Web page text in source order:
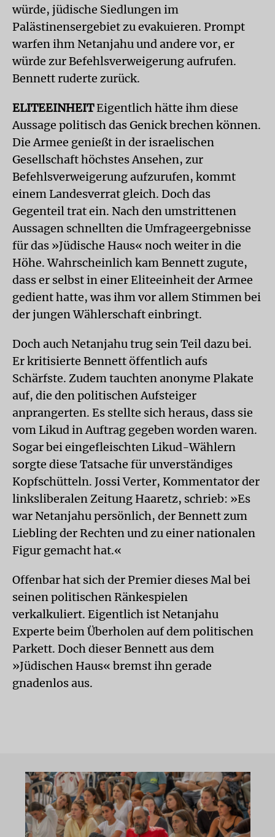
würde, jüdische Siedlungen im
Palästinensergebiet zu evakuieren. Prompt
warfen ihm Netanjahu und andere vor, er
würde zur Befehlsverweigerung aufrufen.
Bennett ruderte zurück.
ELITEEINHEITEigentlich hätte ihm diese
Aussage politisch das Genick brechen können.
Die Armee genießt in der israelischen
Gesellschaft höchstes Ansehen, zur
Befehlsverweigerung aufzurufen, kommt
einem Landesverrat gleich. Doch das
Gegenteil trat ein. Nach den umstrittenen
Aussagen schnellten die Umfrageergebnisse
für das »Jüdische Haus« noch weiter in die
Höhe. Wahrscheinlich kam Bennett zugute,
dass er selbst in einer Eliteeinheit der Armee
gedient hatte, was ihm vor allem Stimmen bei
der jungen Wählerschaft einbringt.
Doch auch Netanjahu trug sein Teil dazu bei.
Er kritisierte Bennett öffentlich aufs
Schärfste. Zudem tauchten anonyme Plakate
auf, die den politischen Aufsteiger
anprangerten. Es stellte sich heraus, dass sie
vom Likud in Auftrag gegeben worden waren.
Sogar bei eingefleischten Likud-Wählern
sorgte diese Tatsache für unverständiges
Kopfschütteln. Jossi Verter, Kommentator der
linksliberalen Zeitung Haaretz, schrieb: »Es
war Netanjahu persönlich, der Bennett zum
Liebling der Rechten und zu einer nationalen
Figur gemacht hat.«
Offenbar hat sich der Premier dieses Mal bei
seinen politischen Ränkespielen
verkalkuliert. Eigentlich ist Netanjahu
Experte beim Überholen auf dem politischen
Parkett. Doch dieser Bennett aus dem
»Jüdischen Haus« bremst ihn gerade
gnadenlos aus.